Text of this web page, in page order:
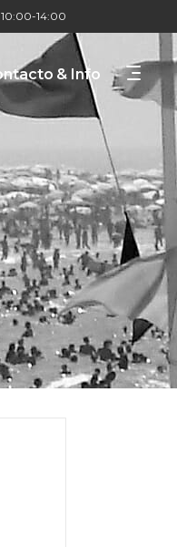
10:00-14:00
& Info